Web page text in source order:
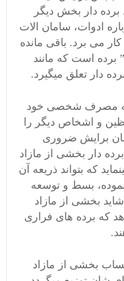
برده دار بخش دیگر
ادوات، سامان الات
می برد. باقی مانده
برده است که مانند
دار تعلق میگیرد.
به مصرف شخصی خود
و اشخاص دیگر را
برایش ضروری
دار بخشی از مازاد
که بتواند ذریعه آن
بسط و توسعه
بخشی از مازاد
که برده های فراری
بخشی از مازاد